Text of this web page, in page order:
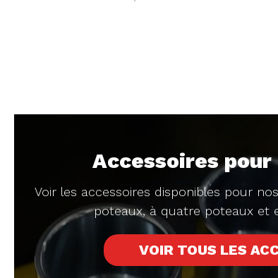
Accessoires pour
Voir les accessoires disponibles pour
poteaux, à quatre poteaux et
VOIR TOUS LES